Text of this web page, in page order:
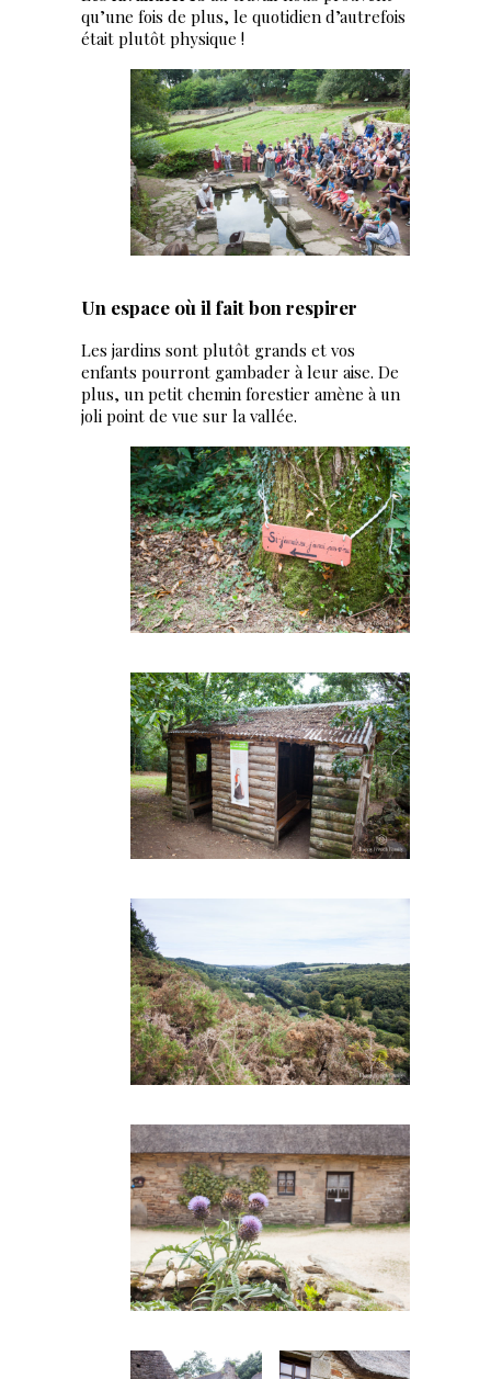
qu’une fois de plus, le quotidien d’autrefois
était plutôt physique !
Un espace où il fait bon respirer
Les jardins sont plutôt grands et vos
enfants pourront gambader à leur aise. De
plus, un petit chemin forestier amène à un
joli point de vue sur la vallée.